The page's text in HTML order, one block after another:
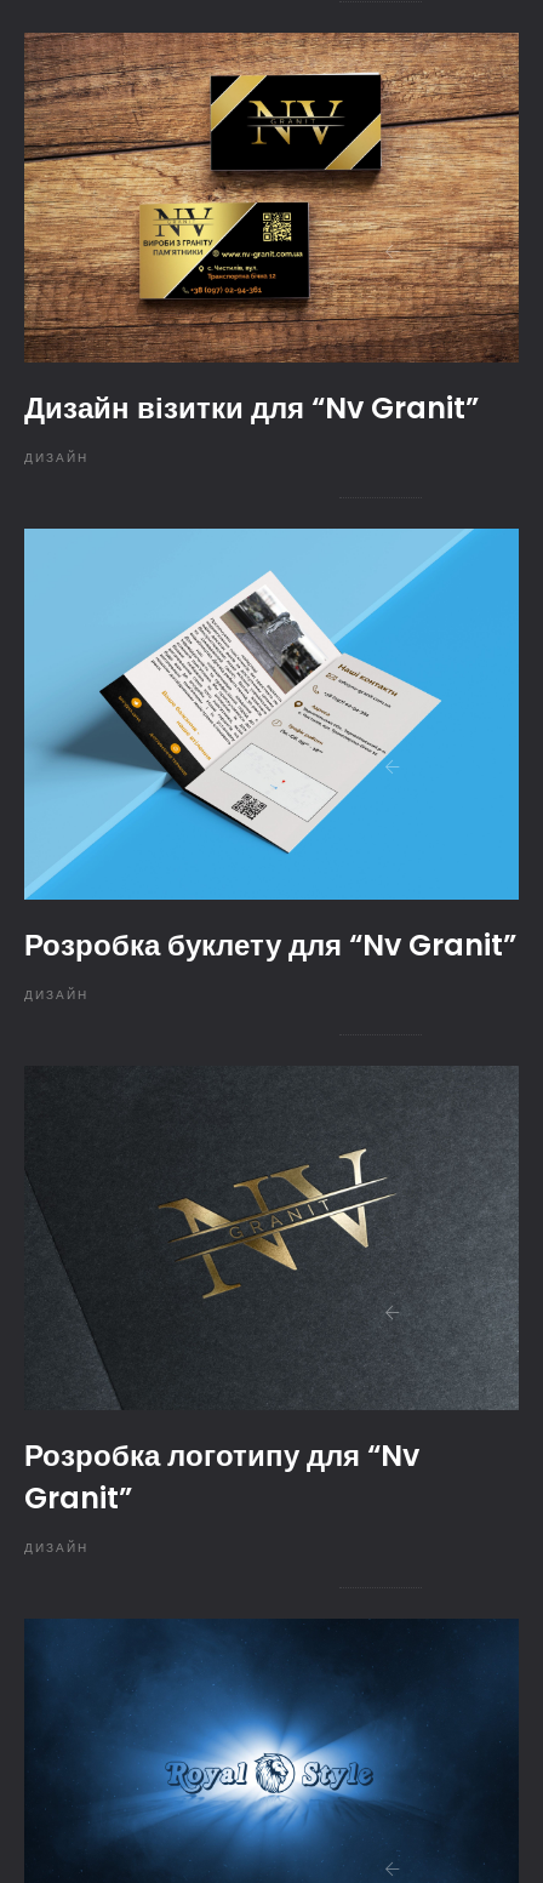
Дизайн візитки для “Nv Granit”
ДИЗАЙН
Розробка буклету для “Nv Granit”
ДИЗАЙН
Розробка логотипу для “Nv
Granit”
ДИЗАЙН